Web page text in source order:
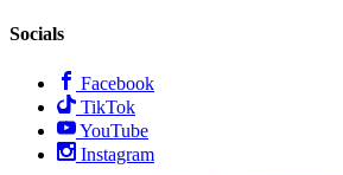
Socials
Facebook
TikTok
YouTube
Instagram